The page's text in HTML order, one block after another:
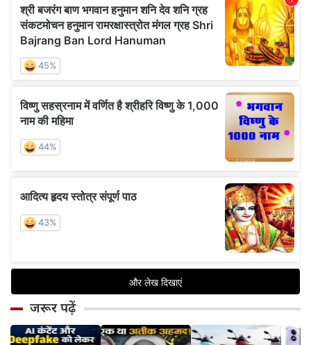
जरूर पढ़ें